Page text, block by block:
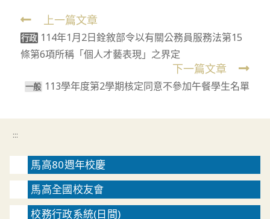
Read
more
articles
上一篇文章
行政 114年1月2日銓敘部令以有關公務員服務法第15
條第6項所稱「個人才藝表現」之界定
下一篇文章
⼀般 113學年度第2學期核定同意不參加午餐學生名單
:::
馬高80週年校慶
馬高全國校友會
校務行政系統(日間)